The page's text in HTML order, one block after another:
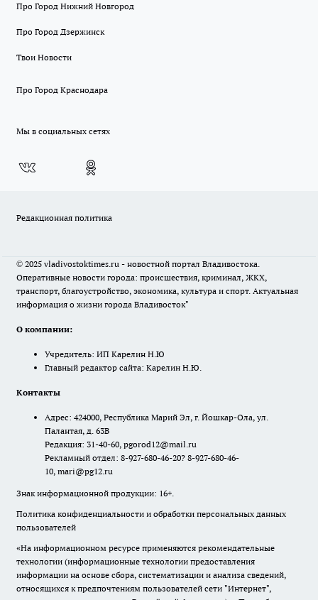
Про Город Нижний Новгород
Про Город Дзержинск
Твои Новости
Про Город Краснодара
Мы в социальных сетях
Редакционная политика
© 2025 vladivostoktimes.ru - новостной портал Владивостока.
Оперативные новости города: происшествия, криминал, ЖКХ,
транспорт, благоустройство, экономика, культура и спорт. Актуальная
информация о жизни города Владивосток"
О компании:
Учредитель: ИП Карелин Н.Ю
Главный редактор сайта: Карелин Н.Ю.
Контакты
Адрес: 424000, Республика Марий Эл, г. Йошкар-Ола, ул.
Палантая, д. 63В
Редакция: 31-40-60, pgorod12@mail.ru
Рекламный отдел: 8-927-680-46-20? 8-927-680-46-
10, mari@pg12.ru
Знак информационной продукции: 16+.
Политика конфиденциальности и обработки персональных данных
пользователей
«На информационном ресурсе применяются рекомендательные
технологии (информационные технологии предоставления
информации на основе сбора, систематизации и анализа сведений,
относящихся к предпочтениям пользователей сети "Интернет",